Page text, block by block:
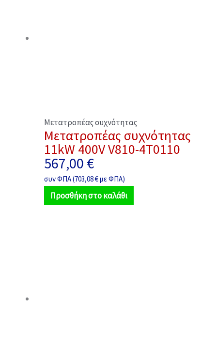
Μετατροπέας συχνότητας
Μετατροπέας συχνότητας
11kW 400V V810-4T0110
567,00 €
συν ΦΠΑ (703,08€με ΦΠΑ)
Προσθήκη στο καλάθι